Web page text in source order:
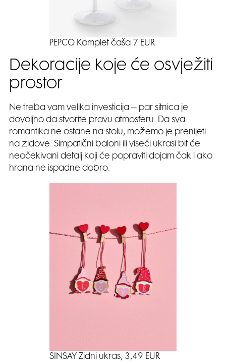
PEPCO Komplet čaša 7 EUR
Dekoracije koje će osvježiti
prostor
Ne treba vam velika investicija – par sitnica je
dovoljno da stvorite pravu atmosferu. Da sva
romantika ne ostane na stolu, možemo je prenijeti
na zidove. Simpatični baloni ili viseći ukrasi bit će
neočekivani detalj koji će popraviti dojam čak i ako
hrana ne ispadne dobro.
SINSAY Zidni ukras, 3,49 EUR